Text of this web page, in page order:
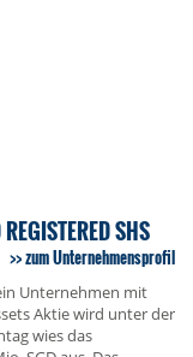
SHS
zum Unternehmensprofil
Unternehmen mit
Aktie wird unter der
wies das